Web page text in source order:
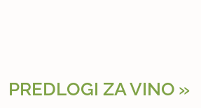
PREDLOGI ZA VINO